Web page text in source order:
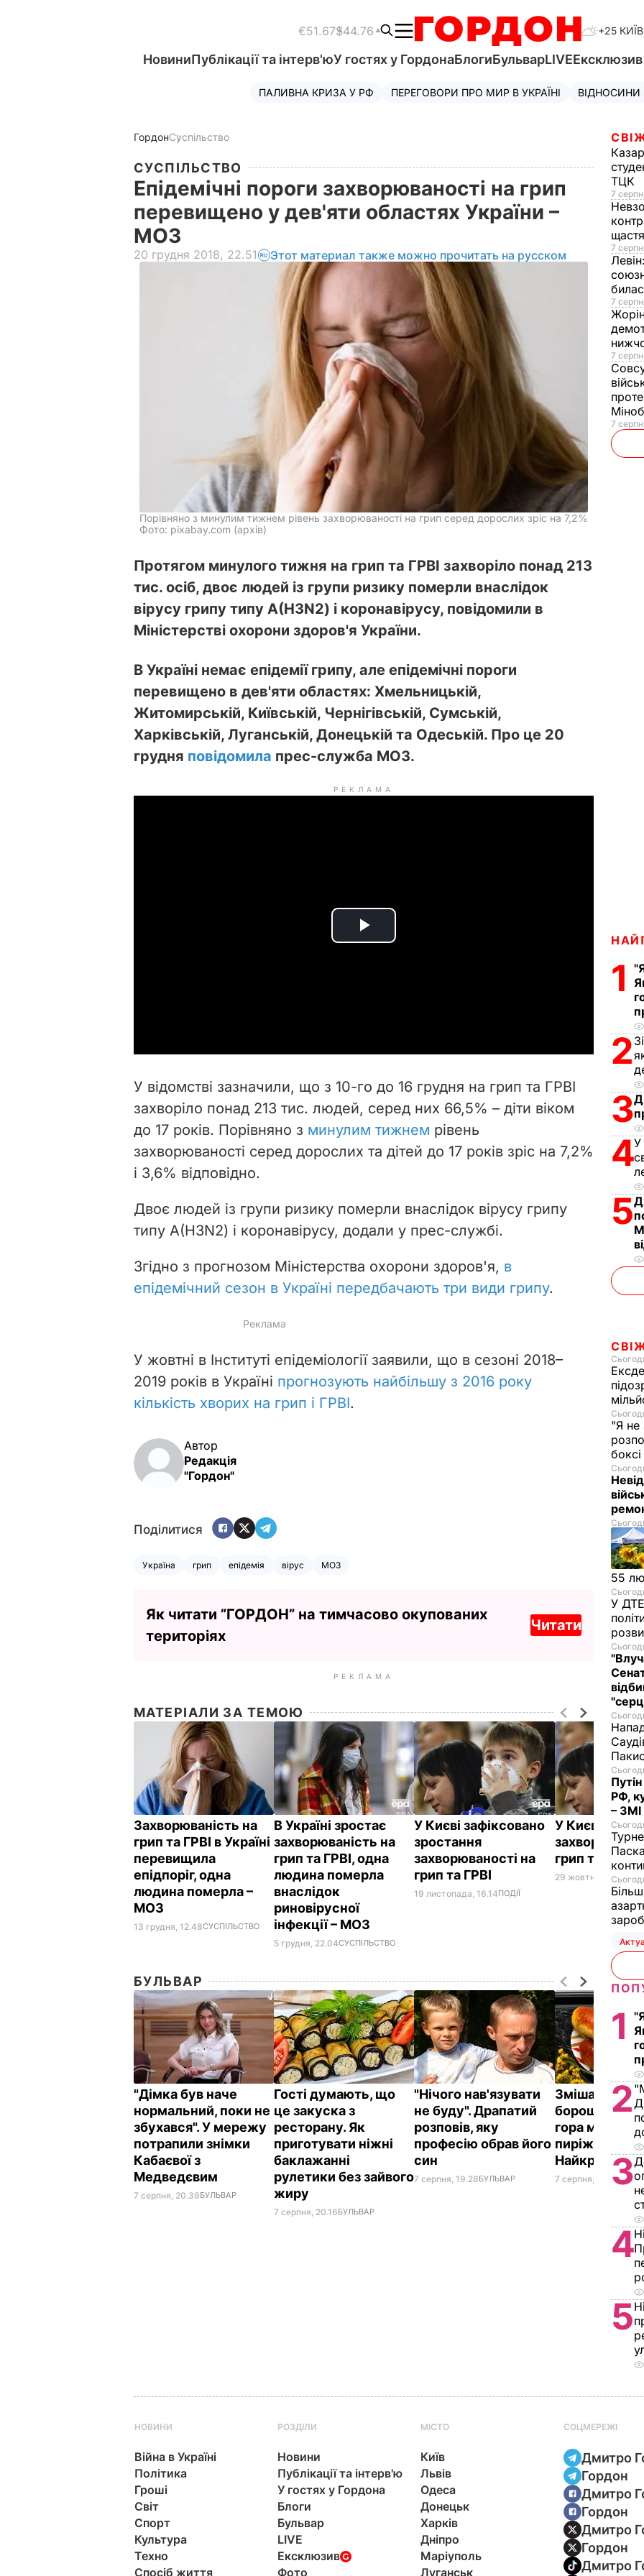
€51.67$44.76 +25 КИЇВ
НовиниПублікації та інтерв'юУ гостях у ГордонаБлогиБульварLIVEЕксклюзив
ПАЛИВНА КРИЗА У РФ ПЕРЕГОВОРИ ПРО МИР В УКРАЇНІ
ГордонСуспільство
СУСПІЛЬСТВО
Епідемічні пороги захворюваності на грип
перевищено у дев'яти областях України –
МОЗ
20 грудня 2018, 22.51 Этот материал также можно прочитать на русском
Порівняно з минулим тижнем рівень захворюваності на грип серед дорослих зріс на 7,2%
Фото: pixabay.com (архів)
Протягом минулого тижня на грип та ГРВІ захворіло понад 213
тис. осіб, двоє людей із групи ризику померли внаслідок
вірусу грипу типу А(Н3N2) і коронавірусу, повідомили в
Міністерстві охорони здоров'я України.
В Україні немає епідемії грипу, але епідемічні пороги
перевищено в дев'яти областях: Хмельницькій,
Житомирській, Київській, Чернігівській, Сумській,
Харківській, Луганській, Донецькій та Одеській. Про це 20
грудня повідомила прес-служба МОЗ.
РЕКЛАМА
P
d
o
У відомстві зазначили, що з 10-го до 16 грудня на грип та ГРВІ
захворіло понад 213 тис. людей, серед них 66,5% – діти віком
до 17 років. Порівняно з минулим тижнем рівень
захворюваності серед дорослих та дітей до 17 років зріс на 7,2%
і 3,6% відповідно.
Двоє людей із групи ризику померли внаслідок вірусу грипу
типу А(Н3N2) і коронавірусу, додали у прес-службі.
Згідно з прогнозом Міністерства охорони здоров'я, в
епідемічний сезон в Україні передбачають три види грипу.
У жовтні в Інституті епідеміології заявили, що в сезоні 2018–
2019 років в Україні прогнозують найбільшу з 2016 року
кількість хворих на грип і ГРВІ.
Автор
Редакція
"Гордон"
Поділитися
Україна грип епідемія вірус МОЗ
Як читати ”ГОРДОН” на тимчасово окупованих
територіях
Читати
РЕКЛАМА
МАТЕРІАЛИ ЗА ТЕМОЮ
Захворюваність на
грип та ГРВІ в Україні
перевищила
епідпоріг, одна
людина померла –
МОЗ
13 грудня, 12.48СУСПІЛЬСТВО
В Україні зростає
захворюваність на
грип та ГРВІ, одна
людина померла
внаслідок
риновірусної
інфекції – МОЗ
5 грудня, 22.04СУСПІЛЬСТВО
У Києві зафіксовано
зростання
захворюваності на
грип та ГРВІ
19 листопада, 16.14ПОДІЇ
У Києві
грип та
29 жовтня, 16.59
БУЛЬВАР
"Дімка був наче
нормальний, поки не
збухався". У мережу
потрапили знімки
Кабаєвої з
Медведєвим
7 серпня, 20.39БУЛЬВАР
Гості думають, що
це закуска з
ресторану. Як
приготувати ніжні
баклажанні
рулетики без зайвого
жиру
7 серпня, 20.16БУЛЬВАР
"Нічого нав'язувати
не буду". Драпатий
розповів, яку
професію обрав його
син
7 серпня, 19.28БУЛЬВАР
Змішайте це
борошном – і
гора м'яких,
пиріжків
Найкращий
7 серпня, 18.03
ТЦК
7
щастя
7
Левін:
7
7
7
1
2
3
4У
5
"Я не
боксі
55
У
РФ,
– ЗМІ
1
2
3
4
5
НОВИНИ
Війна в Україні
Політика
Гроші
Світ
Спорт
Культура
Техно
Спосіб життя
РОЗДІЛИ
Новини
Публікації та інтерв'ю
У гостях у Гордона
Блоги
Бульвар
LIVE
Ексклюзив
Фото
МІСТО
Київ
Львів
Одеса
Донецьк
Харків
Дніпро
Маріуполь
Луганськ
СОЦМЕРЕЖІ
Дмитро
Гордон
Дмитро
Гордон
Дмитро
Гордон
Дмитро